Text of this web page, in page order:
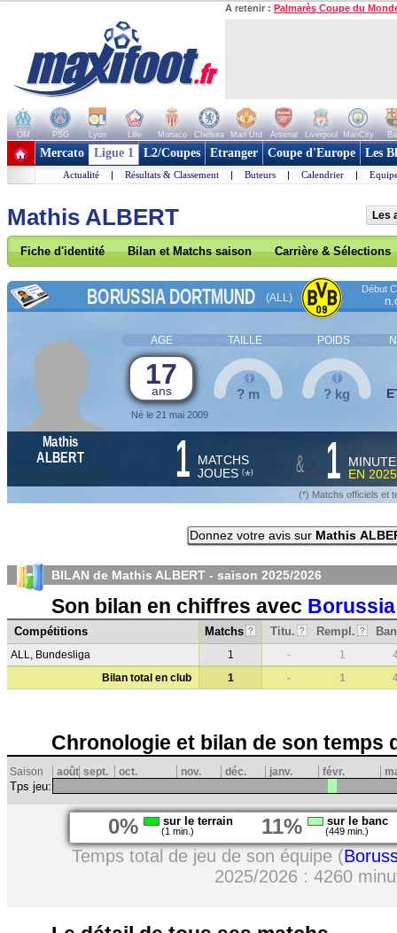
A retenir : Palmarès Coupe du
OM PSG Lyon Lille Monaco Chelsea Man Utd Arsenal Liverpool ManCity
+ de clubs
Mercato Ligue 1 L2/Coupes Etranger Coupe d'Europe Les
Actualité | Résultats & Classement | Buteurs | Calendrier |
Mathis ALBERT Les
Fiche d'identité Bilan et Matchs saison Carrière & Sélections
BORUSSIA DORTMUND (ALL)
Début
AGE TAILLE POIDS
17
ans
Né le 21 mai 2009
? m ? kg
Mathis
ALBERT
1 MATCHS
JOUES (*) & 1
EN
(*) Matchs officiels et
Donnez votre avis sur Mathis
BILAN de Mathis ALBERT - saison 2025/2026
Son bilan en chiffres avec
Compétitions Matchs ? Titu. ? Rempl. ?
ALL, Bundesliga 1 - 1
Bilan total en club
1 - 1
Chronologie et bilan de son temps
Saison août sept. oct. nov. déc. janv. févr.
Tps jeu:
0% sur le terrain
(1 min.) 11% sur le banc
(449 min.)
Temps total de jeu de son équipe (
2025/2026 : 4260